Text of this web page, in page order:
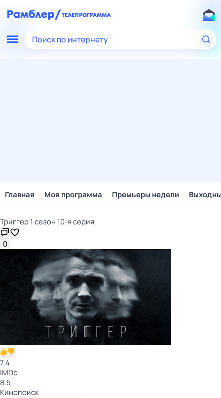
Поиск по интернету
Главная Моя программа Премьеры недели
Триггер 1 сезон 10-я серия
0
7.4
IMDb
8.5
Кинопоиск